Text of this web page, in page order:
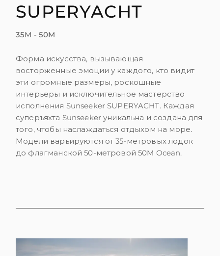
SUPERYACHT
35M - 50M
Форма искусства, вызывающая
восторженные эмоции у каждого, кто видит
эти огромные размеры, роскошные
интерьеры и исключительное мастерство
исполнения Sunseeker SUPERYACHT. Каждая
суперъяхта Sunseeker уникальна и создана для
того, чтобы наслаждаться отдыхом на море.
Модели варьируются от 35-метровых лодок
до флагманской 50-метровой 50M Ocean.